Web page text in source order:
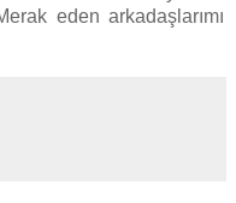
eden arkadaşlarımı